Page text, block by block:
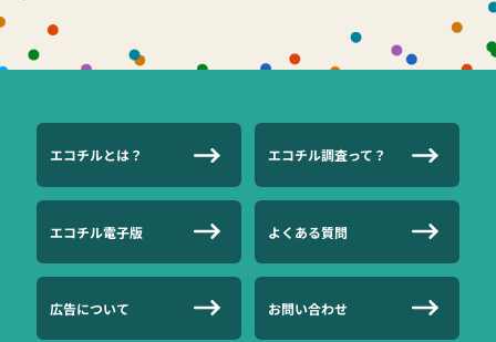
エコチルとは？ エコチル調査って？
エコチル電子版 よくある質問
広告について お問い合わせ